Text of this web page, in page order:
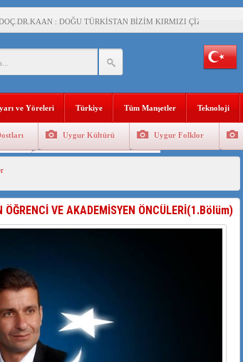
: DOĞU TÜRKİSTAN BİZİM KIRMIZI ÇİZGİMİZDİR!”
: ÇİN İŞGALİNDEKİ DOĞU TÜRKİSTAN
DİYANET AKADEMİSİ BAŞKANI’NA TEPKİLER SÜRÜYOR
: 05.07.2009 URUMÇİ ŞEHİTLERİNİ RAHMETLE ANIYORUZ
TRABZON ZİYARETİ
TEMMUZ AYI,DOĞU TÜRKİSTAN İÇİN KATLİAM AYI DEĞİLDİR !
EN AZ 143 BİN UYGUR ÇOCUĞU AİLELERİNDEN KOPARDI
ve Yöreleri Türkiye Tüm Manşetler Teknoloji
Uygur Kültürü Uygur Folklor
VE AKADEMİSYEN ÖNCÜLERİ(1.Bölüm)